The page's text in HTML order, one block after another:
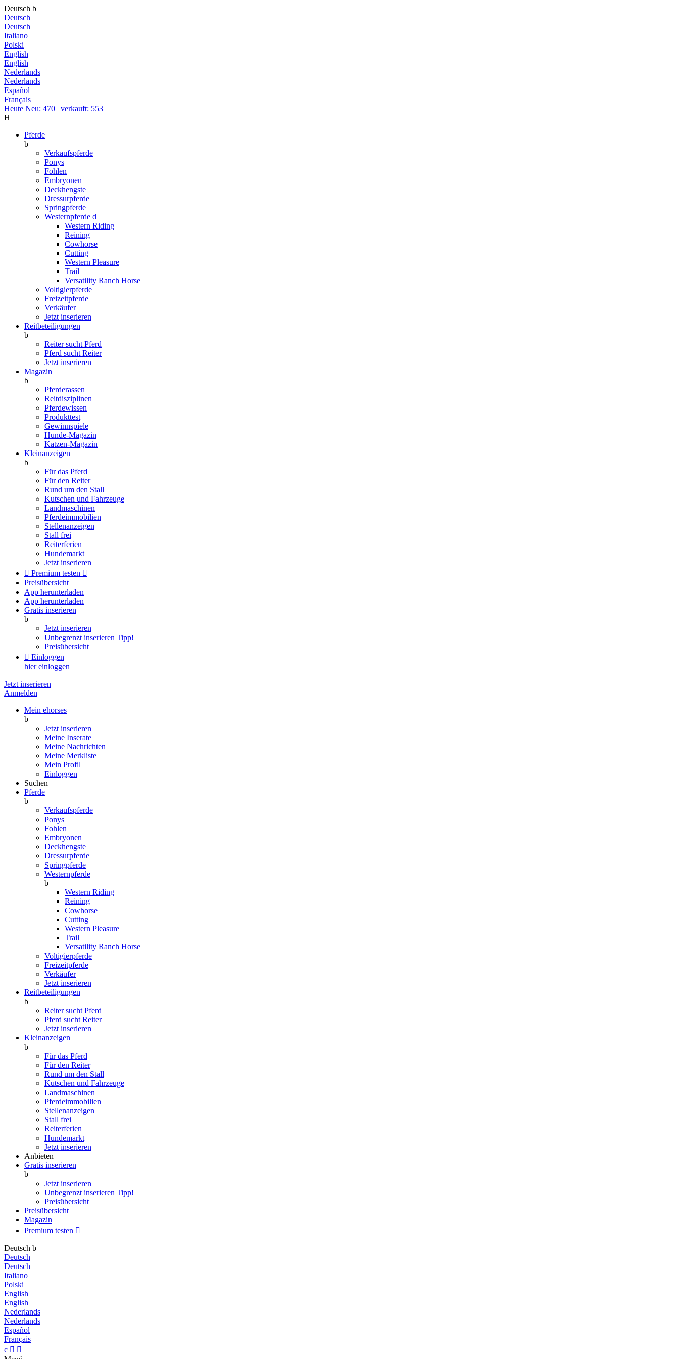
Deutsch b
Deutsch
Deutsch
Italiano
Polski
English
English
Nederlands
Nederlands
Español
Français
Heute Neu: 470 | verkauft: 553
H
Pferde
b
Verkaufspferde
Ponys
Fohlen
Embryonen
Deckhengste
Dressurpferde
Springpferde
Westernpferde d
Western Riding
Reining
Cowhorse
Cutting
Western Pleasure
Trail
Versatility Ranch Horse
Voltigierpferde
Freizeitpferde
Verkäufer
Jetzt inserieren
Reitbeteiligungen
b
Reiter sucht Pferd
Pferd sucht Reiter
Jetzt inserieren
Magazin
b
Pferderassen
Reitdisziplinen
Pferdewissen
Produkttest
Gewinnspiele
Hunde-Magazin
Katzen-Magazin
Kleinanzeigen
b
Für das Pferd
Für den Reiter
Rund um den Stall
Kutschen und Fahrzeuge
Landmaschinen
Pferdeimmobilien
Stellenanzeigen
Stall frei
Reiterferien
Hundemarkt
Jetzt inserieren
 Premium testen 
Preisübersicht
App herunterladen
App herunterladen
Gratis inserieren
b
Jetzt inserieren
Unbegrenzt inserieren Tipp!
Preisübersicht
 Einloggen
hier einloggen
Jetzt inserieren
Anmelden
Mein ehorses
b
Jetzt inserieren
Meine Inserate
Meine Nachrichten
Meine Merkliste
Mein Profil
Einloggen
Suchen
Pferde
b
Verkaufspferde
Ponys
Fohlen
Embryonen
Deckhengste
Dressurpferde
Springpferde
Westernpferde
b
Western Riding
Reining
Cowhorse
Cutting
Western Pleasure
Trail
Versatility Ranch Horse
Voltigierpferde
Freizeitpferde
Verkäufer
Jetzt inserieren
Reitbeteiligungen
b
Reiter sucht Pferd
Pferd sucht Reiter
Jetzt inserieren
Kleinanzeigen
b
Für das Pferd
Für den Reiter
Rund um den Stall
Kutschen und Fahrzeuge
Landmaschinen
Pferdeimmobilien
Stellenanzeigen
Stall frei
Reiterferien
Hundemarkt
Jetzt inserieren
Anbieten
Gratis inserieren
b
Jetzt inserieren
Unbegrenzt inserieren Tipp!
Preisübersicht
Preisübersicht
Magazin
Premium testen 
Deutsch b
Deutsch
Deutsch
Italiano
Polski
English
English
Nederlands
Nederlands
Español
Français
c  